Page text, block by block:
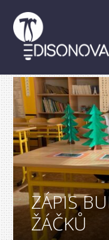
ZÁPIS
ŽÁČKŮ